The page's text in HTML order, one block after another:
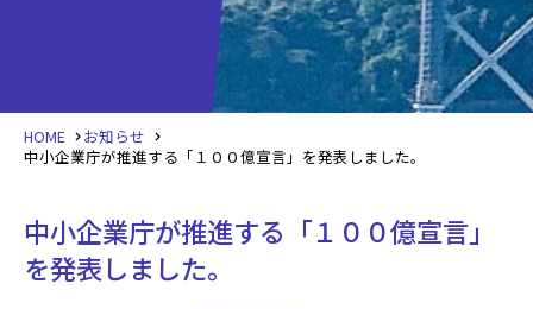
HOME
お知らせ
中小企業庁が推進する「１００億宣言」を発表しました。
中小企業庁が推進する「１００億宣言」
を発表しました。